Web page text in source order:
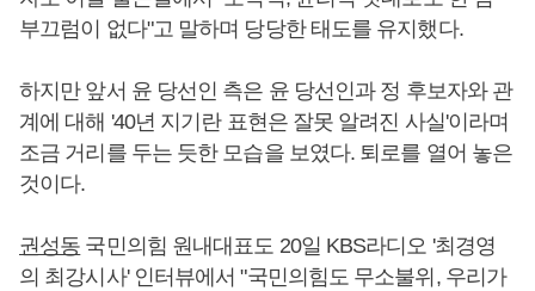
부끄럼이 없다"고 말하며 당당한 태도를 유지했다.
하지만 앞서 윤 당선인 측은 윤 당선인과 정 후보자와 관
계에 대해 '40년 지기란 표현은 잘못 알려진 사실'이라며
조금 거리를 두는 듯한 모습을 보였다. 퇴로를 열어 놓은
것이다.
권성동 국민의힘 원내대표도 20일 KBS라디오 '최경영
의 최강시사' 인터뷰에서 "국민의힘도 무소불위, 우리가